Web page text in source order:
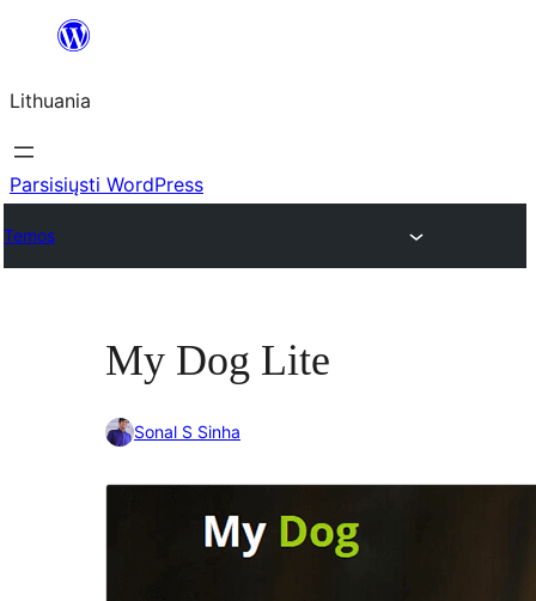
turinio
Lithuania
Parsisiųsti WordPress
Temos
My Dog Lite
Sonal S Sinha